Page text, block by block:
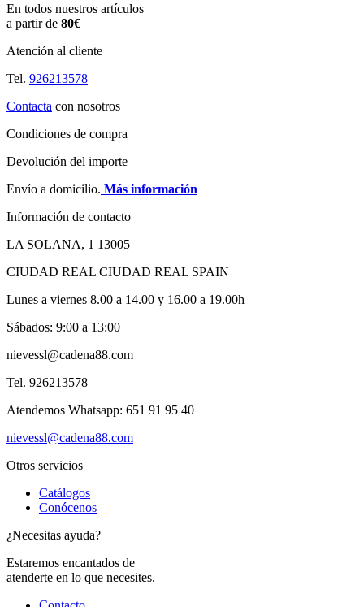
En todos nuestros artículos
a partir de 80€
Atención al cliente
Tel. 926213578
Contacta con nosotros
Condiciones de compra
Devolución del importe
Envío a domicilio. Más información
Información de contacto
LA SOLANA, 1 13005
CIUDAD REAL CIUDAD REAL SPAIN
Lunes a viernes 8.00 a 14.00 y 16.00 a 19.00h
Sábados: 9:00 a 13:00
nievessl@cadena88.com
Tel. 926213578
Atendemos Whatsapp: 651 91 95 40
nievessl@cadena88.com
Otros servicios
Catálogos
Conócenos
¿Necesitas ayuda?
Estaremos encantados de
atenderte en lo que necesites.